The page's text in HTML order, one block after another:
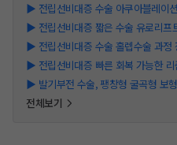
▶ 전립선비대증 수술 아쿠아블레이
▶ 전립선비대증 짧은 수술 유로리프
▶ 전립선비대증 수술 홀렙수술 과정
▶ 전립선비대증 빠른 회복 가능한
▶ 발기부전 수술, 팽창형 굴곡형 보
전체보기